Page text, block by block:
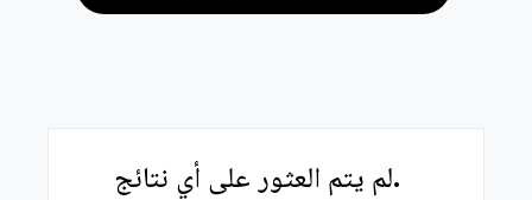
لم يتم العثور على أي نتائج.